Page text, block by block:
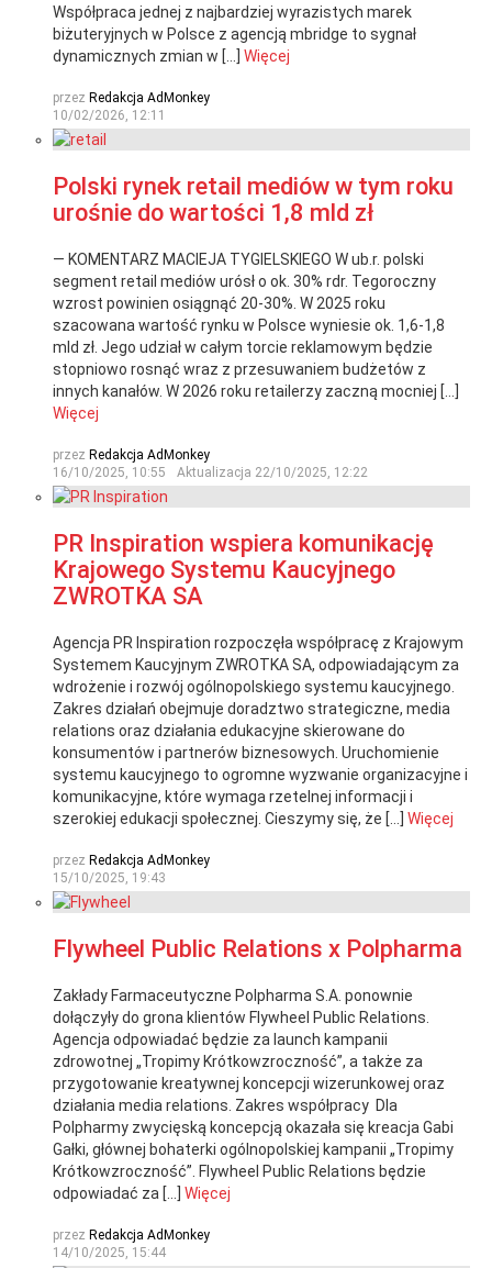
Współpraca jednej z najbardziej wyrazistych marek
biżuteryjnych w Polsce z agencją mbridge to sygnał
dynamicznych zmian w […] Więcej
przez Redakcja AdMonkey
10/02/2026, 12:11
Polski rynek retail mediów w tym roku
urośnie do wartości 1,8 mld zł
— KOMENTARZ MACIEJA TYGIELSKIEGO W ub.r. polski
segment retail mediów urósł o ok. 30% rdr. Tegoroczny
wzrost powinien osiągnąć 20-30%. W 2025 roku
szacowana wartość rynku w Polsce wyniesie ok. 1,6-1,8
mld zł. Jego udział w całym torcie reklamowym będzie
stopniowo rosnąć wraz z przesuwaniem budżetów z
innych kanałów. W 2026 roku retailerzy zaczną mocniej […]
Więcej
przez Redakcja AdMonkey
16/10/2025, 10:55
Aktualizacja 22/10/2025, 12:22
PR Inspiration wspiera komunikację
Krajowego Systemu Kaucyjnego
ZWROTKA SA
Agencja PR Inspiration rozpoczęła współpracę z Krajowym
Systemem Kaucyjnym ZWROTKA SA, odpowiadającym za
wdrożenie i rozwój ogólnopolskiego systemu kaucyjnego.
Zakres działań obejmuje doradztwo strategiczne, media
relations oraz działania edukacyjne skierowane do
konsumentów i partnerów biznesowych. Uruchomienie
systemu kaucyjnego to ogromne wyzwanie organizacyjne i
komunikacyjne, które wymaga rzetelnej informacji i
szerokiej edukacji społecznej. Cieszymy się, że […] Więcej
przez Redakcja AdMonkey
15/10/2025, 19:43
Flywheel Public Relations x Polpharma
Zakłady Farmaceutyczne Polpharma S.A. ponownie
dołączyły do grona klientów Flywheel Public Relations.
Agencja odpowiadać będzie za launch kampanii
zdrowotnej „Tropimy Krótkowzroczność”, a także za
przygotowanie kreatywnej koncepcji wizerunkowej oraz
działania media relations. Zakres współpracy Dla
Polpharmy zwycięską koncepcją okazała się kreacja Gabi
Gałki, głównej bohaterki ogólnopolskiej kampanii „Tropimy
Krótkowzroczność”. Flywheel Public Relations będzie
odpowiadać za […] Więcej
przez Redakcja AdMonkey
14/10/2025, 15:44